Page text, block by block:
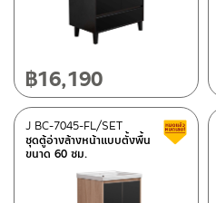
฿16,190
ชุดตู้อ่างล้างหน้าแบบตั้งพื้น
ขนาด 60 ซม.
J BC-7045-FL/SET